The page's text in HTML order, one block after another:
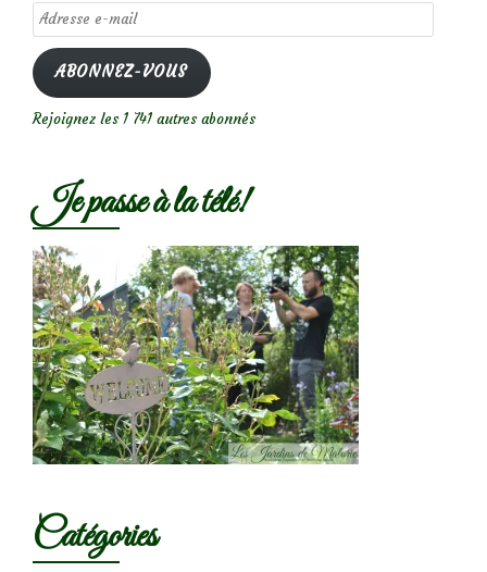
Adresse
e-
mail
ABONNEZ-VOUS
Rejoignez les 1 741 autres abonnés
Je passe à la télé!
Catégories